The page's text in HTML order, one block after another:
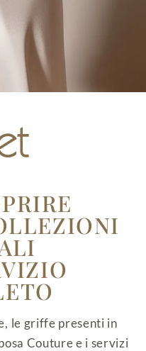
le griffe presenti in
Couture e i servizi